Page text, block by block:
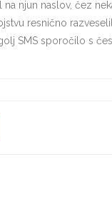
njun naslov, čez
resnično
SMS sporočilo s